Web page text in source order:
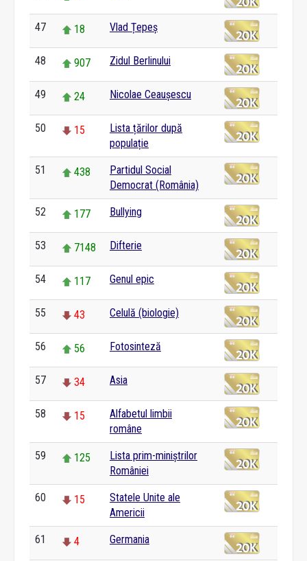
47 18 Vlad Țepeș
48 907 Zidul Berlinului
49 24 Nicolae Ceaușescu
50 15
Lista țărilor după
populație
51 438
Partidul Social
Democrat (România)
52 177 Bullying
53 7148 Difterie
54 117 Genul epic
55 43 Celulă (biologie)
56 56 Fotosinteză
57 34 Asia
58 15
Alfabetul limbii
române
59 125
Lista prim-miniștrilor
României
60 15
Statele Unite ale
Americii
61 4 Germania